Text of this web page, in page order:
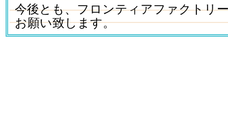
今後とも、フロンティアファクトリ
お願い致します。